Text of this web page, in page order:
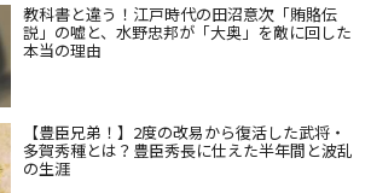
教科書と違う！江戸時代の田沼意次「賄賂伝
説」の嘘と、水野忠邦が「大奥」を敵に回した
本当の理由
【豊臣兄弟！】2度の改易から復活した武将・
多賀秀種とは？豊臣秀長に仕えた半年間と波乱
の生涯